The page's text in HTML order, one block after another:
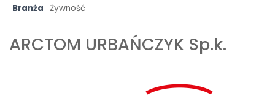
Branża Żywność
ARCTOM URBAŃCZYK Sp.k.